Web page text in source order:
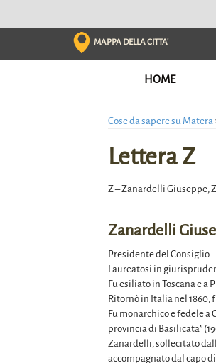
MAPPA DELLA CITTA'
HOME
Cose da sapere su Matera
Lettera Z
Z – Zanardelli Giuseppe,
Zanardelli
Presidente del Consiglio
Laureatosi in
Fu esiliato in Toscana e
Ritornò in Italia nel 1860,
Fu monarchico e fedele
provincia di Basilicata”
Zanardelli, sollecitato
accompagnato dal capo